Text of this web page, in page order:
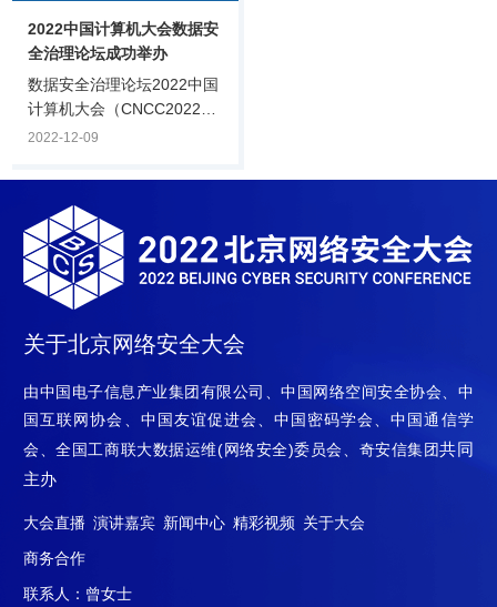
2022中国计算机大会数据安
全治理论坛成功举办
数据安全治理论坛2022中国
计算机大会（CNCC2022）
12月8日，由中国计算机学
业委员会、奇安信集团承办
的CNCC2022数据安全治理
论坛在线上举行。论坛由
CCF计算机安全专委会荣誉
主任，公安部第一研究所、
第三研究所原所长严明主
持，邀请政府主管单位、科
研院所、安全厂商、企业安
拓数据安全从体系化框架到
建设实践之路”主题，聚焦数
据安全现阶段的问题.
2022-12-09
关于北京网络安全大会
由中国电子信息产业集团有限公司、中国网络空间安全协会、中
国互联网协会、中国友谊促进会、中国密码学会、中国通信学
会、全国工商联大数据运维(网络安全)委员会、奇安信集团共同
主办
大会直播 演讲嘉宾 新闻中心 精彩视频 关于大会
商务合作
联系人：曾女士